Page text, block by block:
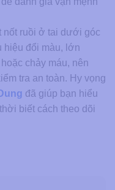
nốt ruồi ở tai dưới góc
hiệu đổi màu, lớn
chảy máu, nên
tra an toàn. Hy vọng
đã giúp bạn hiểu
biết cách theo dõi